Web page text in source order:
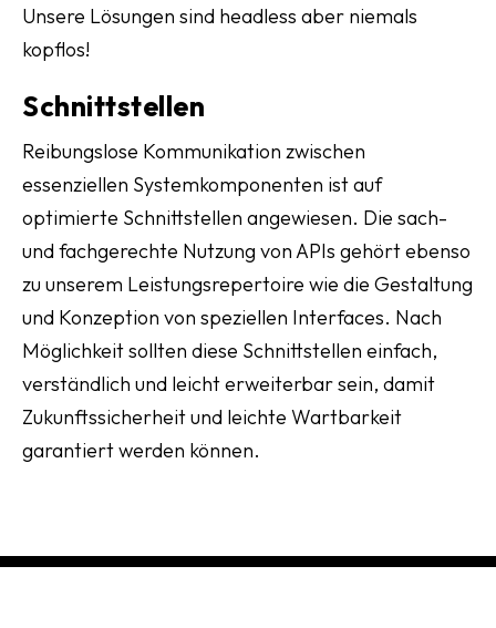
Unsere Lösungen sind headless aber niemals
kopflos!
Schnittstellen
Reibungslose Kommunikation zwischen
essenziellen Systemkomponenten ist auf
optimierte Schnittstellen angewiesen. Die sach-
und fachgerechte Nutzung von APIs gehört ebenso
zu unserem Leistungsrepertoire wie die Gestaltung
und Konzeption von speziellen Interfaces. Nach
Möglichkeit sollten diese Schnittstellen einfach,
verständlich und leicht erweiterbar sein, damit
Zukunftssicherheit und leichte Wartbarkeit
garantiert werden können.